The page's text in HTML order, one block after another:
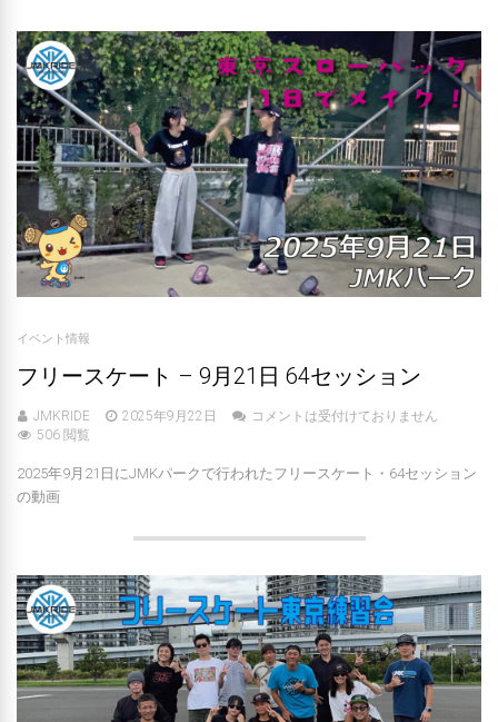
イベント情報
フリースケート – 9月21日 64セッション
JMKRIDE 2025年9月22日
コメントは受付けておりません
506 閲覧
2025年9月21日にJMKパークで行われたフリースケート・64セッション
の動画